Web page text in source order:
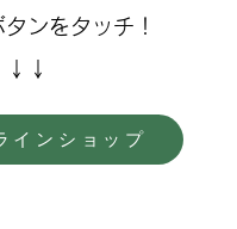
ンをタッチ！
インショップ